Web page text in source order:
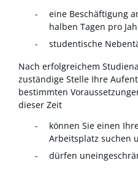
eine Beschäftigung
halben Tagen pro
studentische
Nach erfolgreichem
zuständige Stelle Ihre
bestimmten
dieser Zeit
können Sie einen
Arbeitsplatz suchen
dürfen